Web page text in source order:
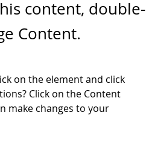
content, double-
Content.
on the element and click
Click on the Content
make changes to your